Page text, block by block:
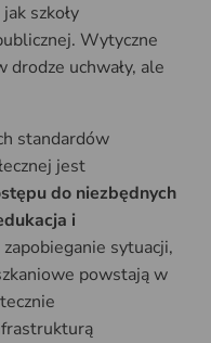
szkoły
Wytyczne
uchwały, ale
standardów
jest
do niezbędnych
i
sytuacji,
powstają w